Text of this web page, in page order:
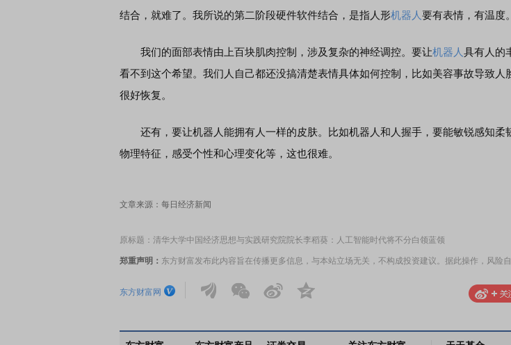
结合，就难了。我所说的第二阶段硬件软件结合，是指人形机器人 要有表情，有温度。
我们的面部表情由上百块肌肉控制，涉及复杂的神经调控。要让机器人 具有人的
看不到这个希望。我们人自己都还没搞清楚表情具体如何控制，比如美容事故导致人
很好恢复。
还有，要让机器人能拥有人一样的皮肤。比如机器人和人握手，要能敏锐感知柔
物理特征，感受个性和心理变化等，这也很难。
文章来源：每日经济新闻
原标题：清华大学中国经济思想与实践研究院院长李稻葵：人工智能时代将不分白领蓝领
郑重声明： 东方财富发布此内容旨在传播更多信息，与本站立场无关，不构成投资建议。据此操作，风险自
东方财富网